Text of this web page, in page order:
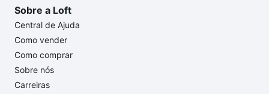
Sobre a Loft
Central de Ajuda
Como vender
Como comprar
Sobre nós
Carreiras